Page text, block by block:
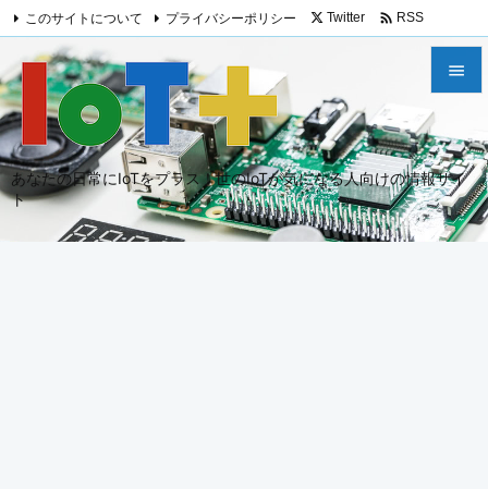
あなたの日常にIoTをプラス！世のIoTが気になる人向けの情報サイ
ト

メニュ

サイド

このサイトについて プライバシーポリシー Twitter  RSS
Feedly